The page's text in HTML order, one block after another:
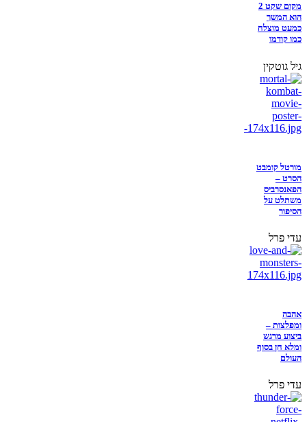
מקום שקט 2
הוא המשך
כמעט מוצלח
כמו קודמו
גיל גוטקין
מורטל קומבט
הסרט –
הפאנסרביס
משתלט על
הסיפור
עדי פרל
אהבה
ומפלצות –
ביצוע מרגש
ומלא חן בסוף
העולם
עדי פרל